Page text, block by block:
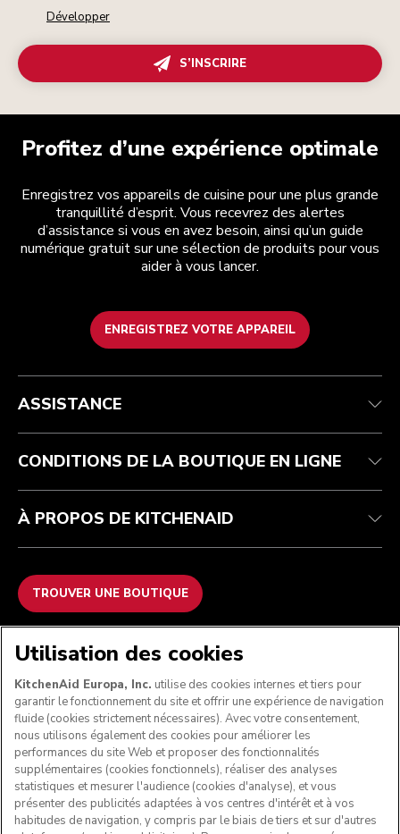
Développer
S’INSCRIRE
Profitez d’une expérience optimale
Enregistrez vos appareils de cuisine pour une plus grande
tranquillité d’esprit. Vous recevrez des alertes
d’assistance si vous en avez besoin, ainsi qu’un guide
numérique gratuit sur une sélection de produits pour vous
aider à vous lancer.
ENREGISTREZ VOTRE APPAREIL
Health Check
Suivez votre commande
Garantie et documents
FAQ
Conditions générales de vente
Retours et remboursements
Imprint
ODR
La marque
Trouver une boutique
ASSISTANCE
CONDITIONS DE LA BOUTIQUE EN LIGNE
À PROPOS DE KITCHENAID
TROUVER UNE BOUTIQUE
NOUS ACCEPTONS
SUIVEZ-NOUS
Utilisation des cookies
KitchenAid Europa, Inc. utilise des cookies internes et tiers pour
garantir le fonctionnement du site et offrir une expérience de navigation
fluide (cookies strictement nécessaires). Avec votre consentement,
nous utilisons également des cookies pour améliorer les
performances du site Web et proposer des fonctionnalités
supplémentaires (cookies fonctionnels), réaliser des analyses
statistiques et mesurer l'audience (cookies d'analyse), et vous
présenter des publicités adaptées à vos centres d'intérêt et à vos
habitudes de navigation, y compris par le biais de tiers et sur d'autres